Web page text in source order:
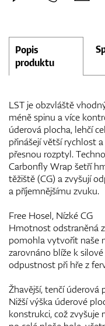
Popis
produktu
LST je obzvláště
méně spinu a více
úderová plocha, lehčí
přinášejí větší rychlost
přesnou rozptyl.
Carbonfly Wrap šetří
těžiště (CG) a zvyšují
a příjemnějšímu zvuku.
Free Hosel, Nízké CG
Hmotnost odstraněná
pomohla vytvořit naše
zarovnáno blíže k
odpustnost při hře z
Žhavější, tenčí úderová
Nižší výška úderové
konstrukci, což zvyšuje